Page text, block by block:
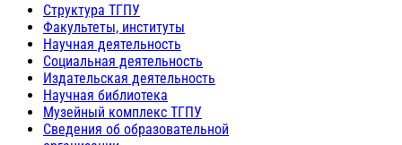
Структура ТГПУ
Факультеты, институты
Научная деятельность
Социальная деятельность
Издательская деятельность
Научная библиотека
Музейный комплекс ТГПУ
Сведения об образовательной